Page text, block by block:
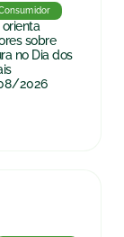
orienta
sobre
no Dia dos
2026